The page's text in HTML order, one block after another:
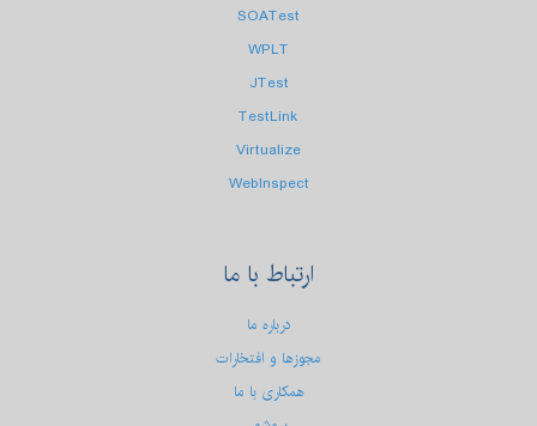
SOATest
WPLT
JTest
TestLink
Virtualize
WebInspect
ارتباط با ما
درباره ما
مجوزها و افتخارات
همکاری با ما